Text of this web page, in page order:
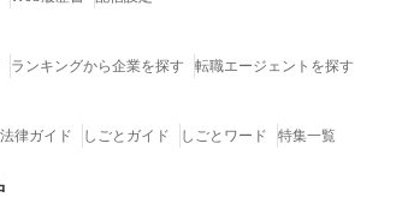
ランキングから企業を探す 転職エージェントを探す
律ガイド しごとガイド しごとワード 特集一覧